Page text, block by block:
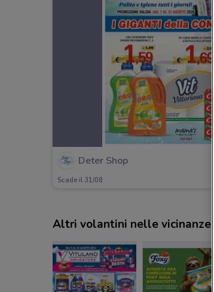
Deter Shop
Scade il 31/08
Altri volantini nelle vicinanze